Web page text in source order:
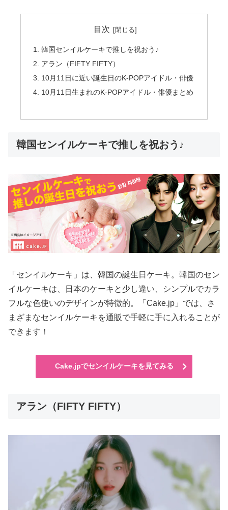
目次
韓国センイルケーキで推しを祝おう♪
アラン（FIFTY FIFTY）
10月11日に近い誕生日のK-POPアイドル・俳優
10月11日生まれのK-POPアイドル・俳優まとめ
韓国センイルケーキで推しを祝おう♪
「センイルケーキ」は、韓国の誕生日ケーキ。韓国のセン
イルケーキは、日本のケーキと少し違い、シンプルでカラ
フルな色使いのデザインが特徴的。「Cake.jp」では、さ
まざまなセンイルケーキを通販で手軽に手に入れることが
できます！
Cake.jpでセンイルケーキを見てみる
アラン（FIFTY FIFTY）